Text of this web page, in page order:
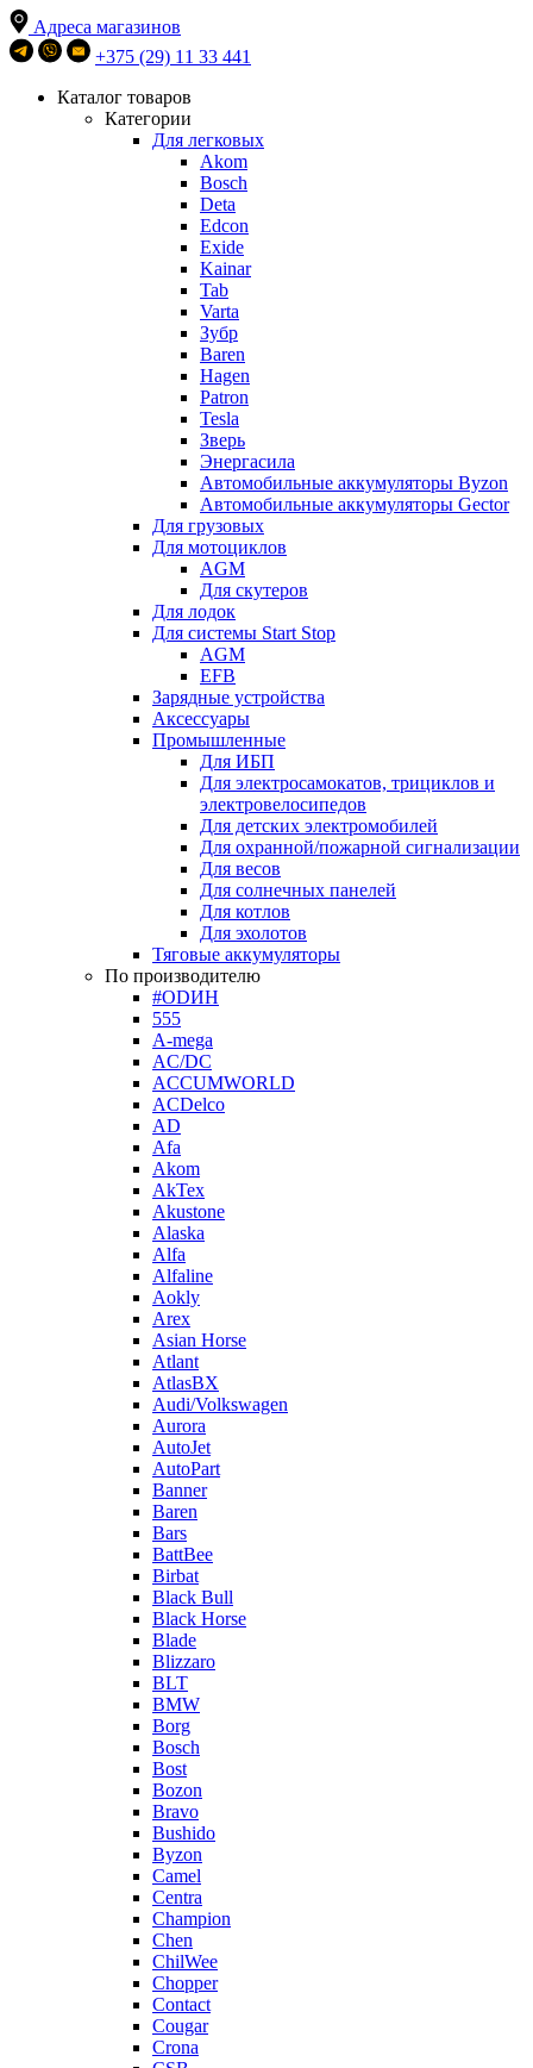
Адреса магазинов
+375 (29) 11 33 441
Каталог товаров
Категории
Для легковых
Akom
Bosch
Deta
Edcon
Exide
Kainar
Tab
Varta
Зубр
Baren
Hagen
Patron
Tesla
Зверь
Энергасила
Автомобильные аккумуляторы Byzon
Автомобильные аккумуляторы Gector
Для грузовых
Для мотоциклов
AGM
Для скутеров
Для лодок
Для системы Start Stop
AGM
EFB
Зарядные устройства
Аксессуары
Промышленные
Для ИБП
Для электросамокатов, трициклов и
электровелосипедов
Для детских электромобилей
Для охранной/пожарной сигнализации
Для весов
Для солнечных панелей
Для котлов
Для эхолотов
Тяговые аккумуляторы
По производителю
#ODИН
555
A-mega
AC/DC
ACCUMWORLD
ACDelco
AD
Afa
Akom
AkTex
Akustone
Alaska
Alfa
Alfaline
Aokly
Arex
Asian Horse
Atlant
AtlasBX
Audi/Volkswagen
Aurora
AutoJet
AutoPart
Banner
Baren
Bars
BattBee
Birbat
Black Bull
Black Horse
Blade
Blizzaro
BLT
BMW
Borg
Bosch
Bost
Bozon
Bravo
Bushido
Byzon
Camel
Centra
Champion
Chen
ChilWee
Chopper
Contact
Cougar
Crona